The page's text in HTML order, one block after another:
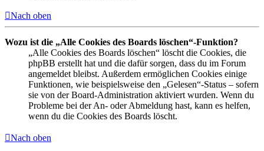
Nach oben
Wozu ist die „Alle Cookies des Boards löschen“-Funktion?
„Alle Cookies des Boards löschen“ löscht die Cookies, die
phpBB erstellt hat und die dafür sorgen, dass du im Forum
angemeldet bleibst. Außerdem ermöglichen Cookies einige
Funktionen, wie beispielsweise den „Gelesen“-Status – sofern
sie von der Board-Administration aktiviert wurden. Wenn du
Probleme bei der An- oder Abmeldung hast, kann es helfen,
wenn du die Cookies des Boards löscht.
Nach oben